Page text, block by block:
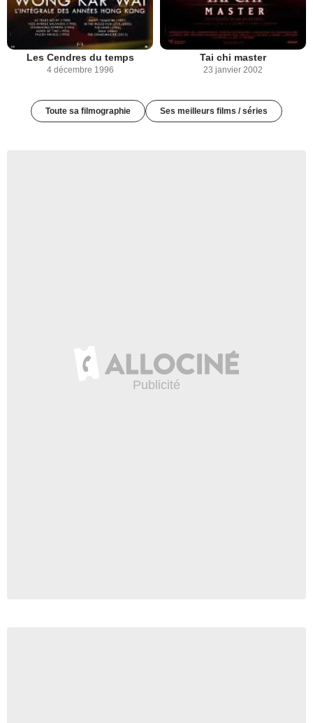
Les Cendres du temps
4 décembre 1996
Tai chi master
23 janvier 2002
Toute sa filmographie Ses meilleurs films / séries